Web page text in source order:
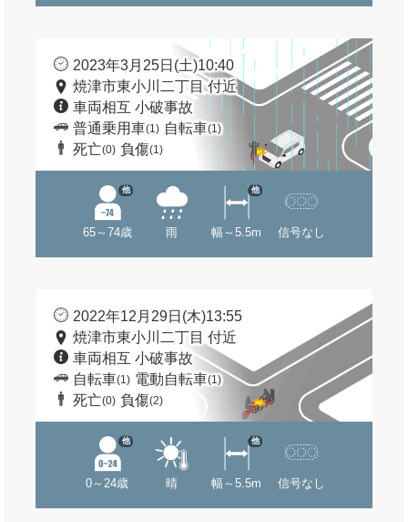
2023年3月25日(土)10:40
焼津市東小川二丁目 付近
車両相互 小破事故
普通乗用車(1) 自転車(1)
死亡(0) 負傷(1)
65～74歳
他
雨 幅～5.5m
他
信号なし
2022年12月29日(木)13:55
焼津市東小川二丁目 付近
車両相互 小破事故
自転車(1) 電動自転車(1)
死亡(0) 負傷(2)
0～24歳
他
晴 幅～5.5m
他
信号なし